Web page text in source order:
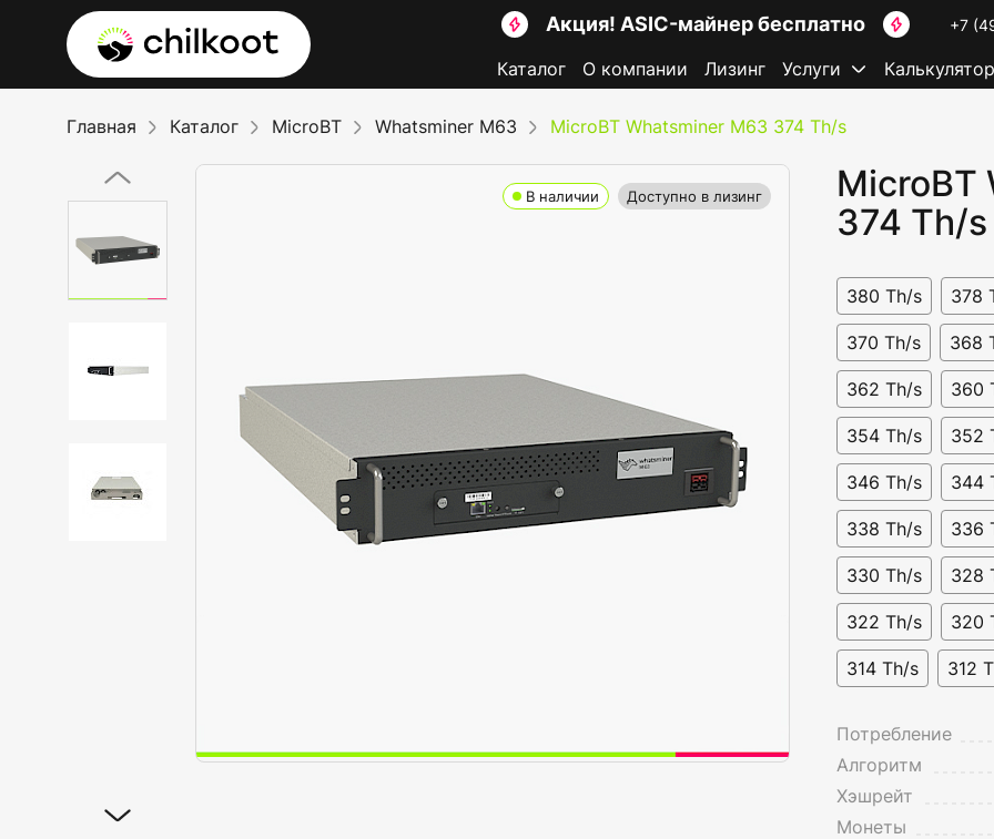
Акция! ASIC-майнер бесплатно +7
Каталог О компании Лизинг Услуги Калькулятор
Главная Каталог MicroBT Whatsminer M63 MicroBT Whatsminer M63 374 Th/s
В наличии Доступно в лизинг
MicroBT
374 Th/s
380 Th/s 378
370 Th/s 368
362 Th/s 360
354 Th/s 352
346 Th/s 344
338 Th/s 336
330 Th/s 328
322 Th/s 320
314 Th/s 312
Потребление
Алгоритм
Хэшрейт
Монеты